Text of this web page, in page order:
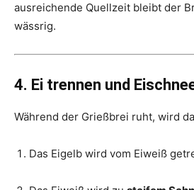
ausreichende Quellzeit bleibt der
wässrig.
4. Ei trennen und
Während der Grießbrei ruht, wird
Das Eigelb wird vom Eiweiß